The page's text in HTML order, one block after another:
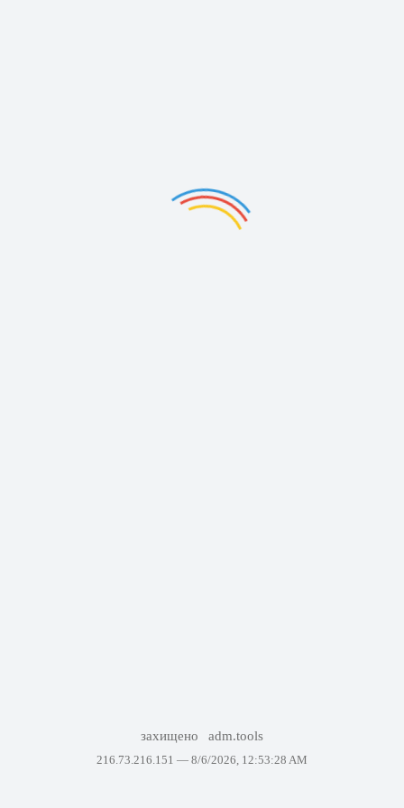
захищено adm.tools
216.73.216.151 — 8/6/2026, 12:53:28 AM